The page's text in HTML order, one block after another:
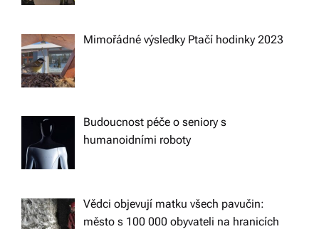
Mimořádné výsledky Ptačí hodinky 2023
Budoucnost péče o seniory s
humanoidními roboty
Vědci objevují matku všech pavučin:
město s 100 000 obyvateli na hranicích